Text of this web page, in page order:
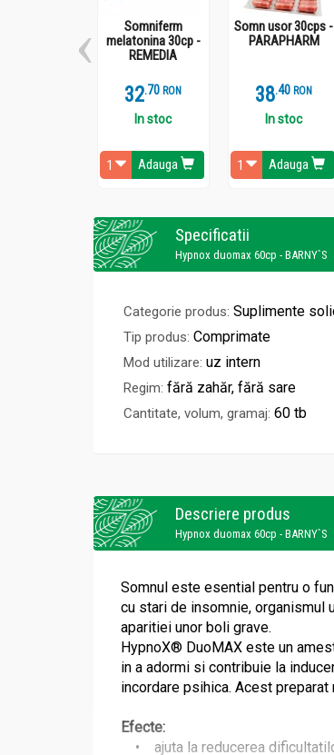
Somniferm
melatonina 30cp -
REMEDIA
32.7 RON
In stoc
Adauga
Somn usor 30cps -
PARAPHARM
38.4 RON
In stoc
Adauga
Specificatii
Hypnox duomax 60cp - BARNY`S
Categorie produs: Suplimente
Tip produs: Comprimate
Mod utilizare: uz intern
Regim: fără zahăr, fără sare
Cantitate, volum, gramaj: 60 tb
Descriere produs
Hypnox duomax 60cp - BARNY`S
Somnul este esential pentru o
cu stari de insomnie, organismul
aparitiei unor boli grave.
HypnoX® DuoMAX este un
in a adormi si contribuie la
incordare psihica. Acest
Efecte:
• ajuta la reducerea